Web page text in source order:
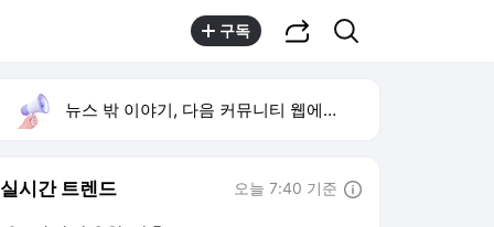
구독
뉴스 밖 이야기, 다음 커뮤니티 웹에서 보기
실시간 트렌드 오늘 7:40 기준